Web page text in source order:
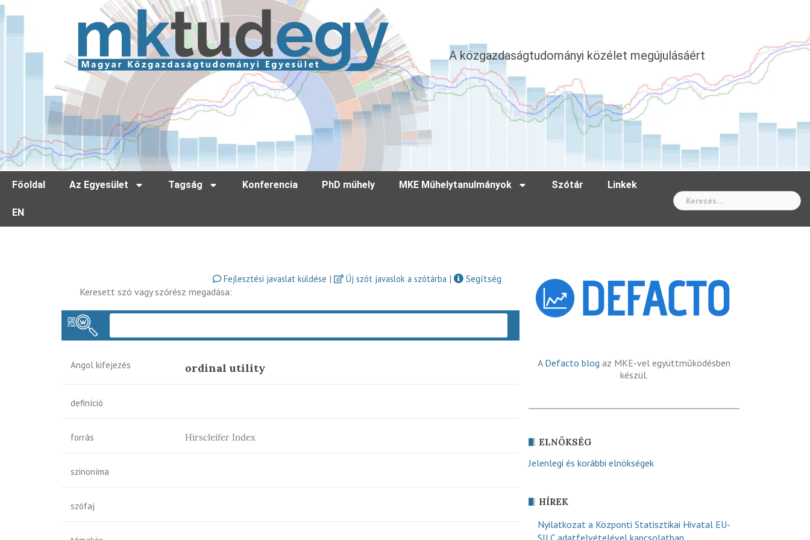
A közgazdaságtudományi közélet megújulásáért
Főoldal Az Egyesület Tagság Konferencia PhD műhely MKE Műhelytanulmányok Szótár Linkek
EN
Fejlesztési javaslat küldése | Új szót javaslok a szótárba |
Segítség
Keresett szó vagy szórész megadása:
Angol kifejezés ordinal utility
definíció
forrás Hirscleifer Index
szinoníma
szófaj
A Defacto blog az MKE-vel együttműködésben
készül.
ELNÖKSÉG
Jelenlegi és korábbi elnökségek
HÍREK
Nyilatkozat a Központi Statisztikai Hivatal EU-
SILC adatfelvételével kapcsolatban